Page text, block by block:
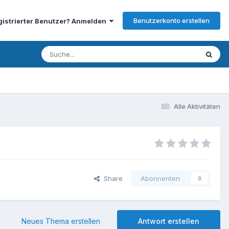
Benutzer? Anmelden Benutzerkonto erstellen
Alle Aktivitäten
Share Abonnenten 0
Antwort erstellen
Neues Thema erstellen